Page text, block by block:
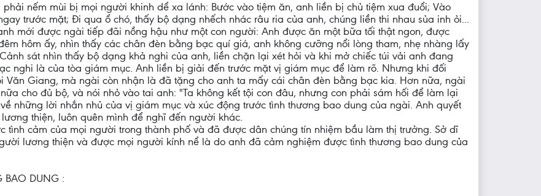
nếm mùi bị mọi người khinh dể xa lánh: Bước vào tiệm ăn, anh liền bị chủ tiệm xua đuổi; Vào
trước mặt; Đi qua ổ chó, thấy bộ dạng nhếch nhác râu ria của anh, chúng liền thi nhau sủa inh ỏi...
mới được ngài tiếp đãi nồng hậu như một con người: Anh được ăn một bữa tối thật ngon, được
hôm ấy, nhìn thấy các chân đèn bằng bạc quí giá, anh không cưỡng nổi lòng tham, nhẹ nhàng lấy
sát nhìn thấy bộ dạng khả nghi của anh, liền chặn lại xét hỏi và khi mở chiếc túi vải anh đang
nghi là của tòa giám mục. Anh liền bị giải đến trước mặt vị giám mục để làm rõ. Nhưng khi đối
Văn Giang, mà ngài còn nhận là đã tặng cho anh ta mấy cái chân đèn bằng bạc kia. Hơn nữa, ngài
cho đủ bộ, và nói nhỏ vào tai anh: "Ta không kết tội con đâu, nhưng con phải sám hối để làm lại
những lời nhắn nhủ của vị giám mục và xúc động trước tình thương bao dung của ngài. Anh quyết
thiện, luôn quên mình để nghĩ đến người khác.
tình cảm của mọi người trong thành phố và đã được dân chúng tín nhiệm bầu làm thị trưởng. Sở dĩ
lương thiện và được mọi người kính nể là do anh đã cảm nghiệm được tình thương bao dung của
BAO DUNG :